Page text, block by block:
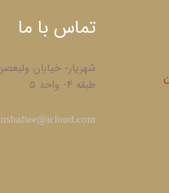
تماس با ما
شهریار- خیابان
طبقه ۴- واحد ۵